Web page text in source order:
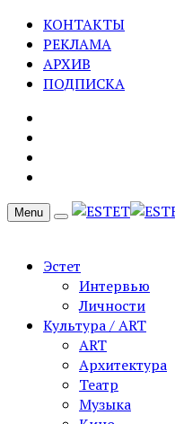
КОНТАКТЫ
РЕКЛАМА
АРХИВ
ПОДПИСКА
Menu
Эстет
Интервью
Личности
Культура / ART
ART
Архитектура
Театр
Музыка